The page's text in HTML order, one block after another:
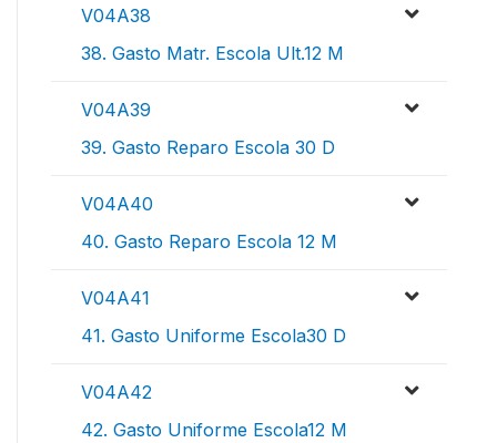
V04A38
38. Gasto Matr. Escola Ult.12 M
V04A39
39. Gasto Reparo Escola 30 D
V04A40
40. Gasto Reparo Escola 12 M
V04A41
41. Gasto Uniforme Escola30 D
V04A42
42. Gasto Uniforme Escola12 M